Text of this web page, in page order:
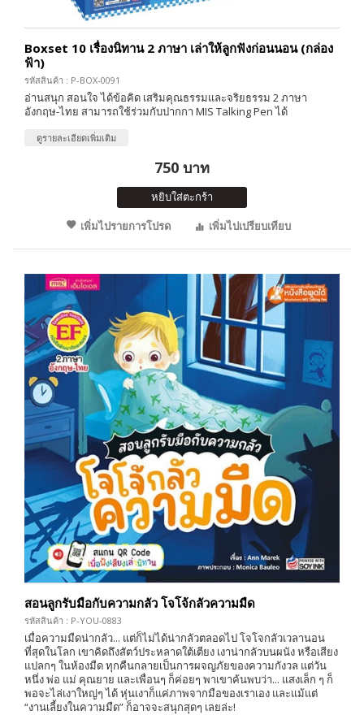
Boxset 10 เรื่องนิทาน 2 ภาษา เล่าให้ลูกฟังก่อนนอน (กล่อง
ฟ้า)
รหัสสินค้า : P-BOX-0091
อ่านสนุก สอนใจ ได้ข้อคิด เสริมคุณธรรมและจริยธรรม 2 ภาษา
อังกฤษ-ไทย สามารถใช้ร่วมกับปากกา MIS Talking Pen ได้
ดูรายละเอียดเพิ่มเติม
750 บาท
หยิบใส่ตะกร้า
เพิ่มไปรายการโปรด
เพิ่มไปเปรียบเทียบ
สอนลูกรับมือกับความกลัว โจโจ้กลัวความมืด
รหัสสินค้า : P-YOU-0883
เมื่อความมืดน่ากลัว... แต่ก็ไม่ได้น่ากลัวตลอดไป โจโจกลัวเวลานอน
ที่สุดในโลก เขาคิดถึงสัตว์ประหลาดใต้เตียง เงาน่ากลัวบนผนัง หรือเสียง
แปลกๆ ในห้องมืด ทุกคืนกลายเป็นการผจญภัยของความกังวล แต่วัน
หนึ่ง พ่อ แม่ คุณยาย และเพื่อนๆ ก็ค่อยๆ พาเขาค้นพบว่า... แสงเล็ก ๆ ก็
พอจะไล่เงาใหญ่ๆ ได้ หุ่นเงาก็แค่ภาพจากมือของเราเอง และแม้แต่
“งานเลี้ยงในความมืด” ก็อาจจะสนุกสุดๆ เลยล่ะ!